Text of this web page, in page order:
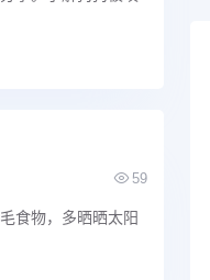
59
食物，多晒晒太阳